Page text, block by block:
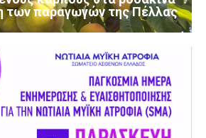
των παραγωγών της Πέλλας